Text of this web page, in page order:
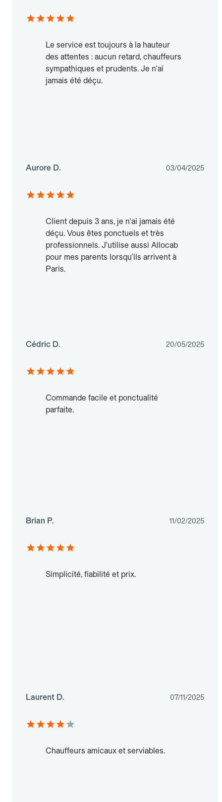
Le service est toujours à la hauteur
des attentes : aucun retard, chauffeurs
sympathiques et prudents. Je n'ai
jamais été déçu.
Aurore D. 03/04/2025
Client depuis 3 ans, je n'ai jamais été
déçu. Vous êtes ponctuels et très
professionnels. J'utilise aussi Allocab
pour mes parents lorsqu'ils arrivent à
Paris.
Cédric D. 20/05/2025
Commande facile et ponctualité
parfaite.
Brian P. 11/02/2025
Simplicité, fiabilité et prix.
Laurent D. 07/11/2025
Chauffeurs amicaux et serviables.